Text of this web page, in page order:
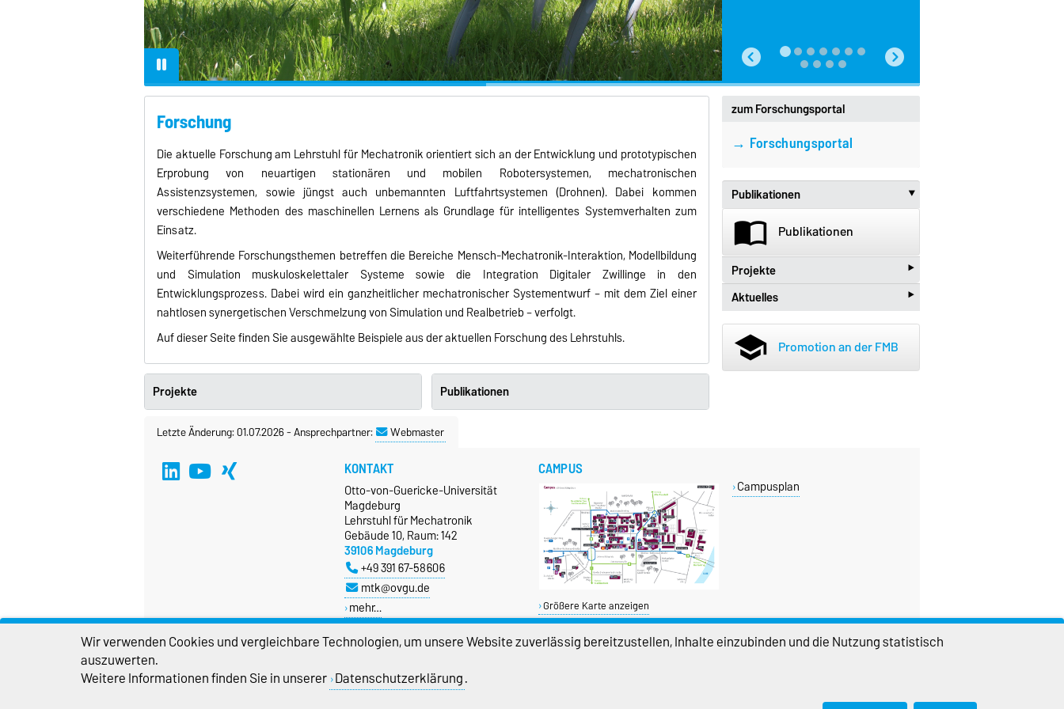
Forschung
Die aktuelle Forschung am Lehrstuhl für Mechatronik orientiert sich an der Entwicklung und prototypischen
Erprobung von neuartigen stationären und mobilen Robotersystemen, mechatronischen
Assistenzsystemen, sowie jüngst auch unbemannten Luftfahrtsystemen (Drohnen). Dabei kommen
verschiedene Methoden des maschinellen Lernens als Grundlage für intelligentes Systemverhalten zum
Einsatz.
Weiterführende Forschungsthemen betreffen die Bereiche Mensch-Mechatronik-Interaktion, Modellbildung
und Simulation muskuloskelettaler Systeme sowie die Integration Digitaler Zwillinge in den
Entwicklungsprozess. Dabei wird ein ganzheitlicher mechatronischer Systementwurf – mit dem Ziel einer
nahtlosen synergetischen Verschmelzung von Simulation und Realbetrieb – verfolgt.
Auf dieser Seite finden Sie ausgewählte Beispiele aus der aktuellen Forschung des Lehrstuhls.
Projekte Publikationen
zum Forschungsportal
→ Forschungsportal
Publikationen ‣
import_contacts Publikationen
Aktuelles ‣
new_releases
Projekte ‣
beenhere Projekte
school Promotion an der FMB
Letzte Änderung: 01.07.2026-Ansprechpartner: Webmaster
KONTAKT
Otto-von-Guericke-Universität
Magdeburg
Lehrstuhl für Mechatronik
Gebäude 10, Raum: 142
39106 Magdeburg
+49 391 67-58606
mtk@ovgu.de
mehr…
CAMPUS
Größere Karte anzeigen
Campusplan
DIESE SEITE
Wir verwenden Cookies und vergleichbare Technologien, um unsere Website zuverlässig bereitzustellen, Inhalte einzubinden und die Nutzung statistisch
auszuwerten.
Weitere Informationen finden Sie in unserer Datenschutzerklärung.